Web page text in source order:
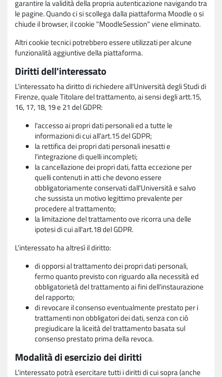
garantire la validità della propria autenticazione navigando tra
le pagine. Quando ci si scollega dalla piattaforma Moodle o si
chiude il browser, il cookie "MoodleSession" viene eliminato.
Altri cookie tecnici potrebbero essere utilizzati per alcune
funzionalità aggiuntive della piattaforma.
Diritti dell'interessato
L'interessato ha diritto di richiedere all'Università degli Studi di
Firenze, quale Titolare del trattamento, ai sensi degli artt.15,
16, 17, 18, 19 e 21 del GDPR:
l'accesso ai propri dati personali ed a tutte le
informazioni di cui all'art.15 del GDPR;
la rettifica dei propri dati personali inesatti e
l'integrazione di quelli incompleti;
la cancellazione dei propri dati, fatta eccezione per
quelli contenuti in atti che devono essere
obbligatoriamente conservati dall'Università e salvo
che sussista un motivo legittimo prevalente per
procedere al trattamento;
la limitazione del trattamento ove ricorra una delle
ipotesi di cui all'art.18 del GDPR.
L'interessato ha altresì il diritto:
di opporsi al trattamento dei propri dati personali,
fermo quanto previsto con riguardo alla necessità ed
obbligatorietà del trattamento ai fini dell'instaurazione
del rapporto;
di revocare il consenso eventualmente prestato per i
trattamenti non obbligatori dei dati, senza con ciò
pregiudicare la liceità del trattamento basata sul
consenso prestato prima della revoca.
Modalità di esercizio dei diritti
L'interessato potrà esercitare tutti i diritti di cui sopra (anche